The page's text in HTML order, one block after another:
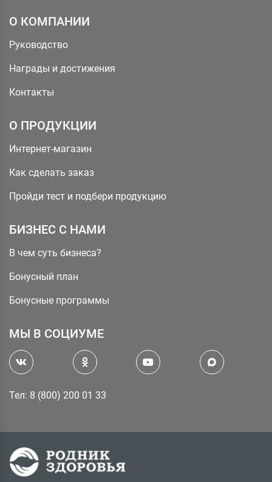
О КОМПАНИИ
Руководство
Награды и достижения
Контакты
О ПРОДУКЦИИ
Интернет-магазин
Как сделать заказ
Пройди тест и подбери продукцию
БИЗНЕС С НАМИ
В чем суть бизнеса?
Бонусный план
Бонусные программы
МЫ В СОЦИУМЕ
Тел: 8 (800) 200 01 33